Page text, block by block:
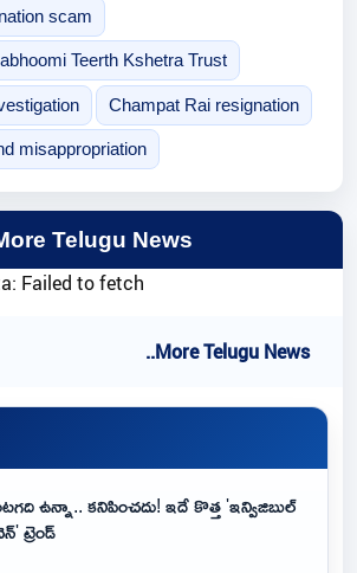
scam
Teerth Kshetra Trust
Champat Rai resignation
misappropriation
Telugu News
Failed to fetch
..More Telugu News
ఉన్నా.. కనిపించదు! ఇదే కొత్త 'ఇన్విజిబుల్
ట్రెండ్